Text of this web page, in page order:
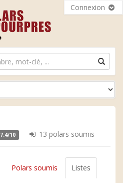
Connexion
7.4/10 13 polars soumis
Polars soumis Listes